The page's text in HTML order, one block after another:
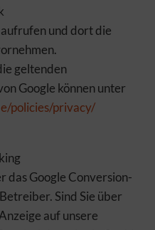
und dort die
geltenden
Google können unter
policies/privacy/
das Google Conversion-
Sind Sie über
auf unsere